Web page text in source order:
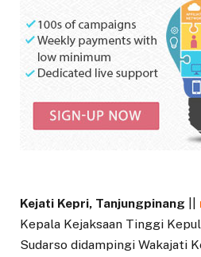
Kejati Kepri, Tanjungpinang
Kepala Kejaksaan Tinggi
Sudarso didampingi Wakajati